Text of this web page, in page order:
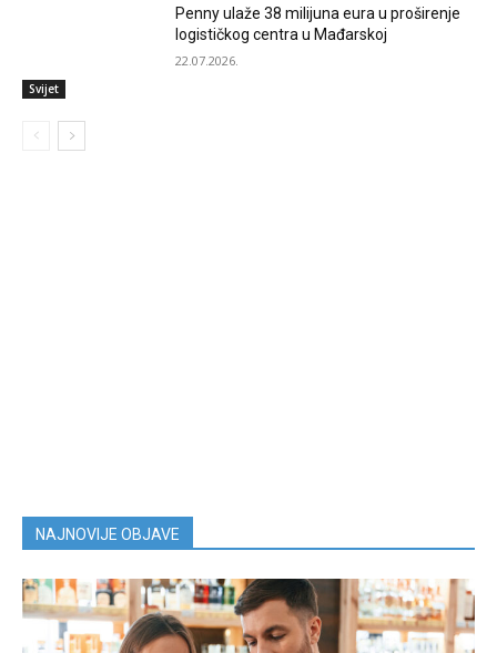
Svijet
Penny ulaže 38 milijuna eura u proširenje
logističkog centra u Mađarskoj
22.07.2026.
NAJNOVIJE OBJAVE